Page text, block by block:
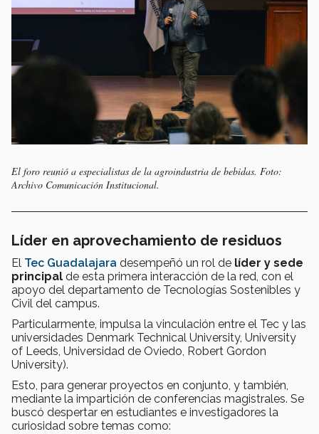
El foro reunió a especialistas de la agroindustria de bebidas. Foto:
Archivo Comunicación Institucional.
Líder en aprovechamiento de residuos
El Tec Guadalajara desempeñó un rol de líder y sede
principal de esta primera interacción de la red, con el
apoyo del departamento de Tecnologías Sostenibles y
Civil del campus.
Particularmente, impulsa la vinculación entre el Tec y las
universidades Denmark Technical University, University
of Leeds, Universidad de Oviedo, Robert Gordon
University).
Esto, para generar proyectos en conjunto, y también,
mediante la impartición de conferencias magistrales. Se
buscó despertar en estudiantes e investigadores la
curiosidad sobre temas como: